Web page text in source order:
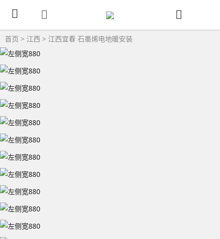
首页 > 江西 > 江西宜春 石墨烯电地暖安装